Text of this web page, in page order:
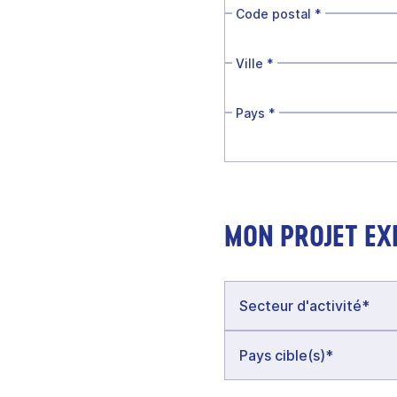
Code postal *
Ville *
Pays *
MON PROJET